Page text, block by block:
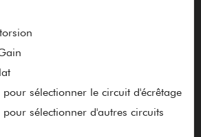
sélectionner le circuit d'écrêtage
sélectionner d'autres circuits